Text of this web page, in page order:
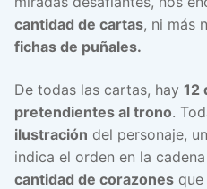
cantidad de cartas, ni más
fichas de puñales.
De todas las cartas, hay 12
pretendientes al trono.
ilustración del personaje,
indica el orden en la
cantidad de corazones